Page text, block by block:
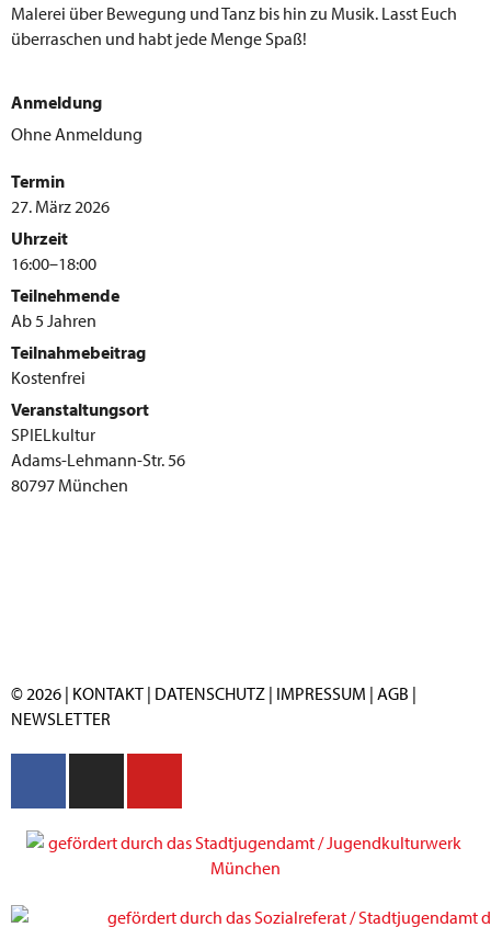
Malerei über Bewegung und Tanz bis hin zu Musik. Lasst Euch
überraschen und habt jede Menge Spaß!
Anmeldung
Ohne Anmeldung
Termin
27. März 2026
Uhrzeit
16:00–18:00
Teilnehmende
Ab 5 Jahren
Teilnahmebeitrag
Kostenfrei
Veranstaltungsort
SPIELkultur
Adams-Lehmann-Str. 56
80797 München
© 2026 | KONTAKT | DATENSCHUTZ | IMPRESSUM | AGB |
NEWSLETTER
c
e
t
t
b
e